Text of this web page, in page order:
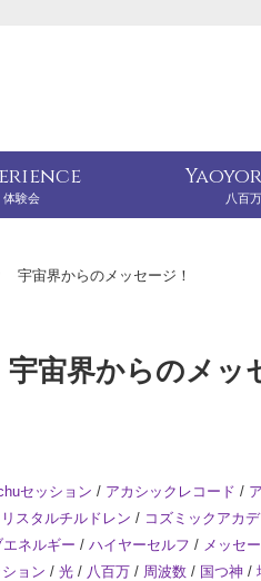
体験会 八百万
宇宙界からのメッセージ！
宙界からのメッ
セッション / アカシックレコード /
スタルチルドレン / コズミックアカ
ネルギー / ハイヤーセルフ / メッセ
ョン / 光 / 八百万 / 周波数 / 国つ神 /